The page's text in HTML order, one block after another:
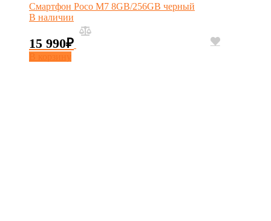
Смартфон Poco M7 8GB/256GB черный
В наличии
15 990₽